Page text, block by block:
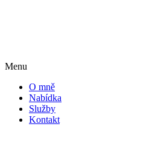
Menu
O mně
Nabídka
Služby
Kontakt